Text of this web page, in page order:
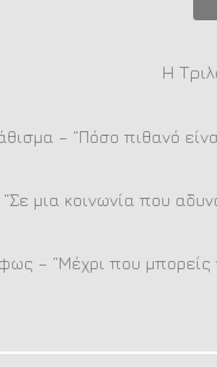
Η
– “Πόσο πιθανό
μια κοινωνία που
– “Μέχρι που μπορείς